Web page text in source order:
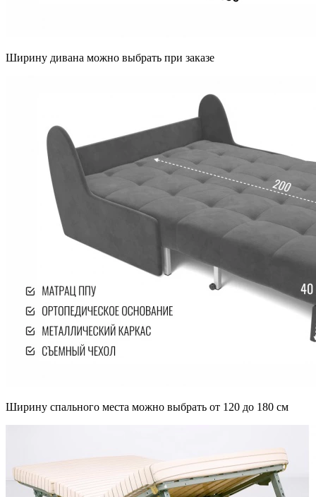
Ширину дивана можно выбрать при заказе
Ширину спального места можно выбрать от 120 до 180 см